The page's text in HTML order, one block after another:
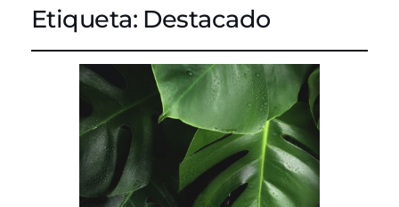
Etiqueta: Destacado